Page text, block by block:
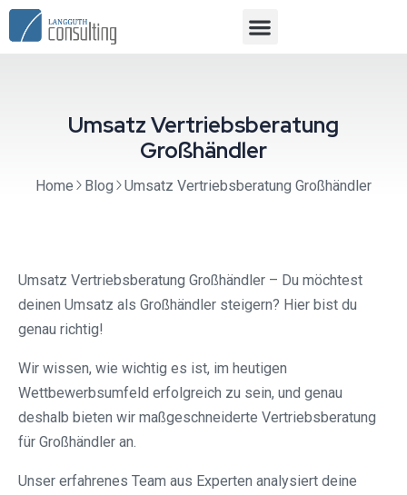
Umsatz Vertriebsberatung
Großhändler
Home Blog Umsatz Vertriebsberatung Großhändler
Umsatz Vertriebsberatung Großhändler – Du möchtest
deinen Umsatz als Großhändler steigern? Hier bist du
genau richtig!
Wir wissen, wie wichtig es ist, im heutigen
Wettbewerbsumfeld erfolgreich zu sein, und genau
deshalb bieten wir maßgeschneiderte Vertriebsberatung
für Großhändler an.
Unser erfahrenes Team aus Experten analysiert deine